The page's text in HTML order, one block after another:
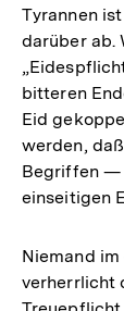
Tyrannen
darüber ab.
bitteren
Eid
werden,
Begriffen —
einseitigen
Niemand
verherrlicht